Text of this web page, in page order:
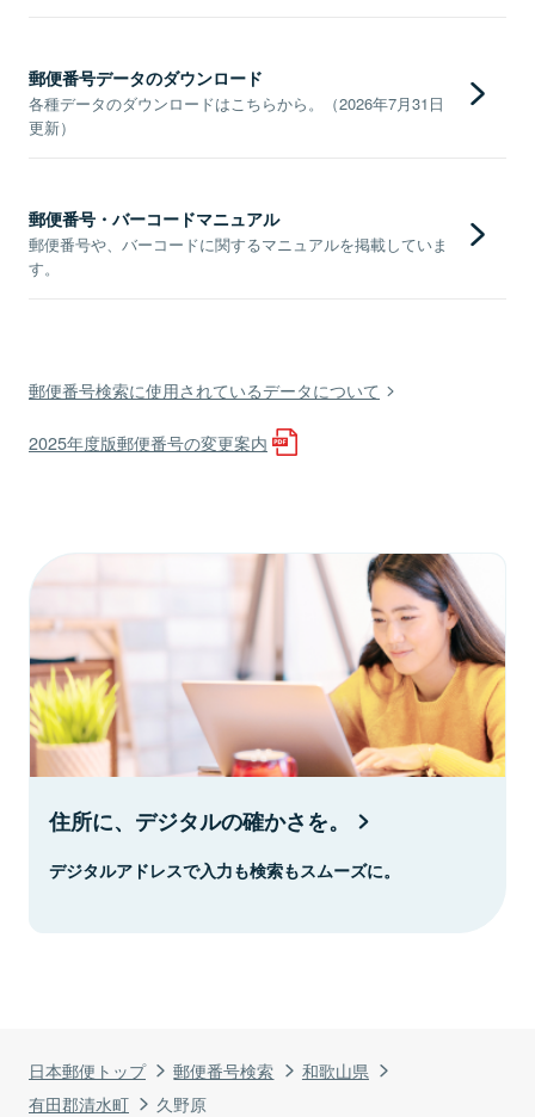
日本郵便トップ 郵便番号検索
和歌山県
有田郡清水町
久野原
郵便番号データのダウンロード
各種データのダウンロードはこちらから。（2026年7月31日
更新）
郵便番号・バーコードマニュアル
郵便番号や、バーコードに関するマニュアルを掲載していま
す。
郵便番号検索に使用されているデータについて
2025年度版郵便番号の変更案内
住所に、デジタルの確かさを。
デジタルアドレスで入力も検索もスムーズに。